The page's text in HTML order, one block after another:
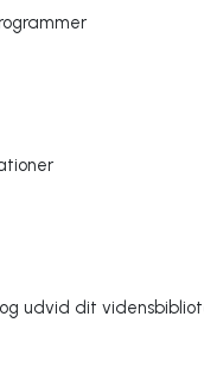
udvid dit